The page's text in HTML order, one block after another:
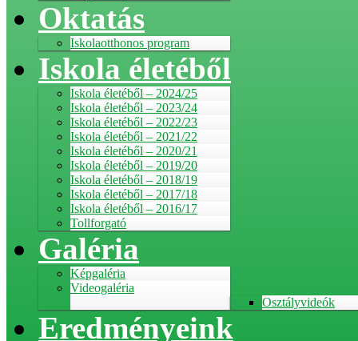
Oktatás
Iskolaotthonos program
Iskola életéből
Iskola életéből – 2024/25
Iskola életéből – 2023/24
Iskola életéből – 2022/23
Iskola életéből – 2021/22
Iskola életéből – 2020/21
Iskola életéből – 2019/20
Iskola életéből – 2018/19
Iskola életéből – 2017/18
Iskola életéből – 2016/17
Tollforgató
Galéria
Képgaléria
Videogaléria
Osztályvideók
Eredményeink